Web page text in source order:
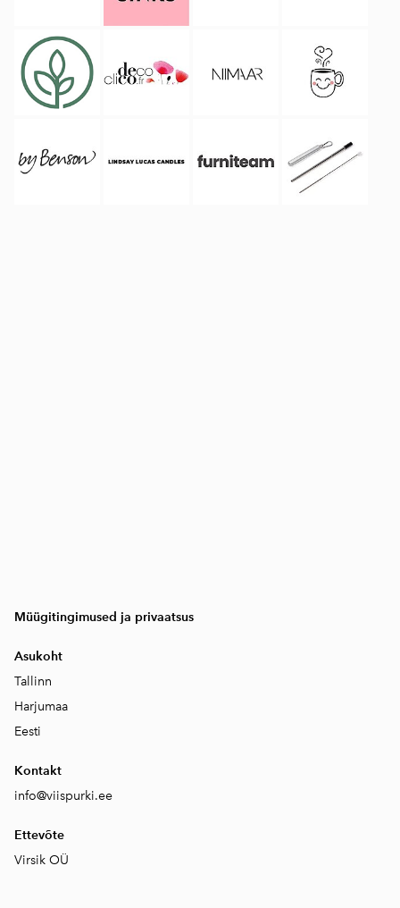
Müügitingimused ja privaatsus
Asukoht
Tallinn
Harjumaa
Eesti
Kontakt
info@viispurki.ee
Ettevõte
Virsik OÜ